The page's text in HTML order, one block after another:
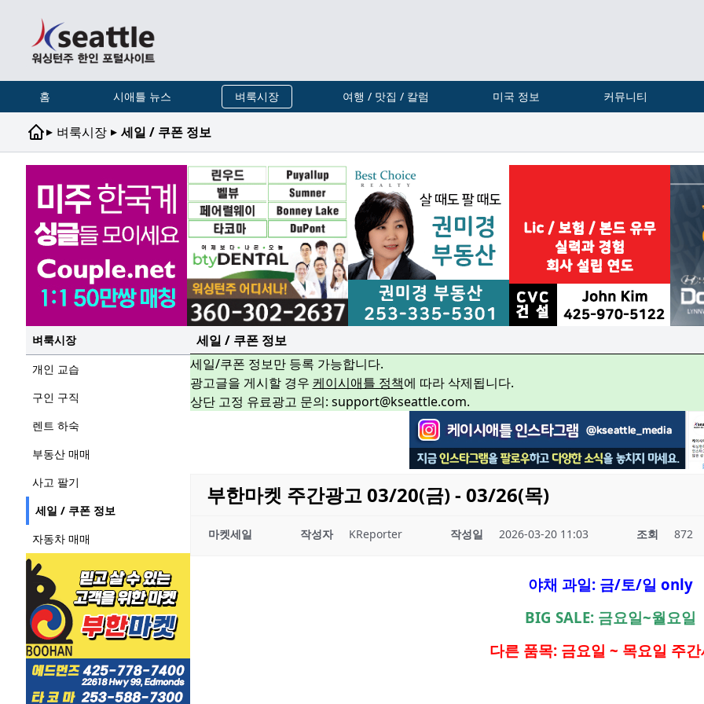
홈 시애틀 뉴스 벼룩시장 여행 / 맛집 / 칼럼 미국 정보 커뮤니티
▸ 벼룩시장 ▸ 세일 / 쿠폰 정보
벼룩시장
개인 교습
구인 구직
렌트 하숙
부동산 매매
사고 팔기
세일 / 쿠폰 정보
자동차 매매
세일 / 쿠폰 정보
세일/쿠폰 정보만 등록 가능합니다.
광고글을 게시할 경우 케이시애틀 정책에 따라 삭제됩니다.
상단 고정 유료광고 문의: support@kseattle.com.
부한마켓 주간광고 03/20(금) - 03/26(목)
마켓세일 작성자 KReporter 작성일 2026-03-20 11:03 조회 872
야채 과일: 금/토/일 only
BIG SALE: 금요일~월요일
다른 품목: 금요일 ~ 목요일 주